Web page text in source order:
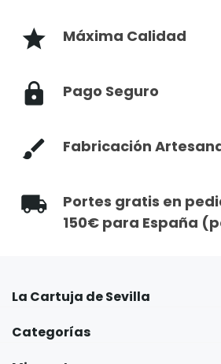
Máxima Calidad
Pago Seguro
Fabricación
Portes gratis en
150€ para España
La Cartuja de Sevilla
Categorías